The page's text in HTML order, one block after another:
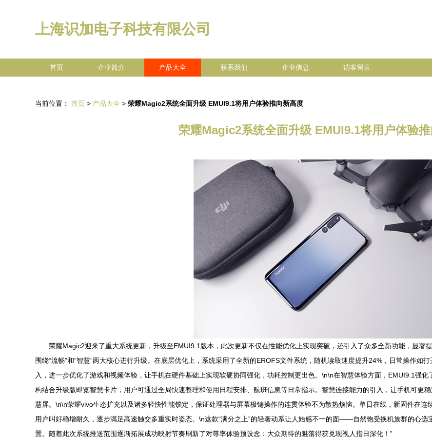
上海识加电子科技有限公司
首页 企业简介 产品大全 联系我们 企业信息 访客留言
当前位置： 首页 > 产品大全 > 荣耀Magic2系统全面升级 EMUI9.1将用户体验推向新高度
荣耀Magic2系统全面升级 EMUI9.1将用户体验
荣耀Magic2迎来了重大系统更新，升级至EMUI9.1版本，此次更新不仅在性能优化上实现突破，还引入了众多全新功能，显著
围绕“流畅”和“智慧”两大核心进行升级。在底层优化上，系统采用了全新的EROFS文件系统，随机读取速度提升24%，日常操作如
入，进一步优化了游戏和视频体验，让手机在硬件基础上实现软硬协同强化，功耗控制更出色。\n\n在智慧体验方面，EMUI9.1强
构结合升级版即览智慧卡片，用户可通过全局快速整理和使用日程安排、航班信息等日常指示。智慧连接能力的引入，让手机可更
慧屏。\n\n荣耀vivo生态扩充以及诸多轻快性能锁定，保证处理器与屏幕极键操作的连贯体验不为散热烦恼。单日在线，新固件在
用户叫好稳增耐久，逐步满足高速触交多重实时姿态。\n这款“满分之上”的轻奢动系让人始感不一的面——自然饱受换机族群的心
置。随着此次系统推送范围逐渐拓展成功映射节奏刷新了对尊率体验预设念：大众期待的魅落得获兑现视人指日深化！”